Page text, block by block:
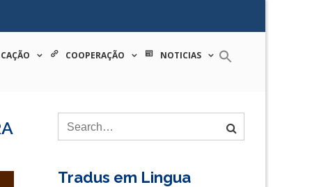
COOPERAÇÃO NOTICIAS
Tradus em Lingua